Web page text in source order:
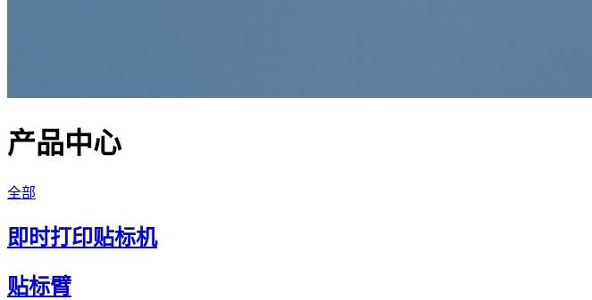
产品中心
全部
即时打印贴标机
贴标臂